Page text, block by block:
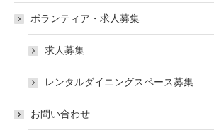
ボランティア・求人募集
求人募集
レンタルダイニングスペース募集
お問い合わせ